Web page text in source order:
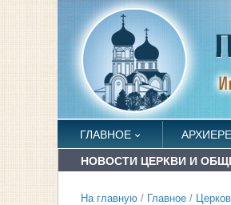
ГЛАВНОЕ
НОВОСТИ ЦЕРКВИ И
На главную / Главное /